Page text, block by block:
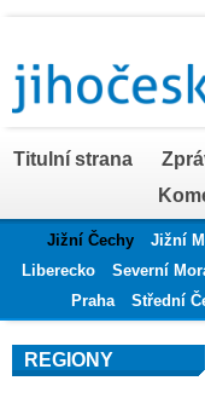
Titulní strana
Jižní Čechy Jižní
Liberecko
Severní
Praha
Střední
REGIONY